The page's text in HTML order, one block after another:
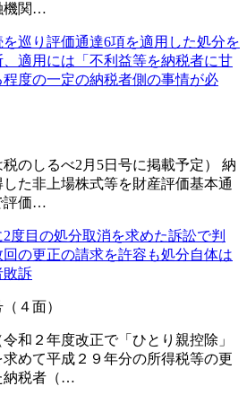
機関…
巡り評価通達6項を適用した処分を
適用には「不利益等を納税者に甘
度の一定の納税者側の事情が必
税のしるべ2月5日号に掲載予定） 納
た非上場株式等を財産評価基本通
評価…
度目の処分取消を求めた訴訟で判
の更正の請求を許容も処分自体は
敗訴
４面）
和２年度改正で「ひとり親控除」
めて平成２９年分の所得税等の更
納税者（…